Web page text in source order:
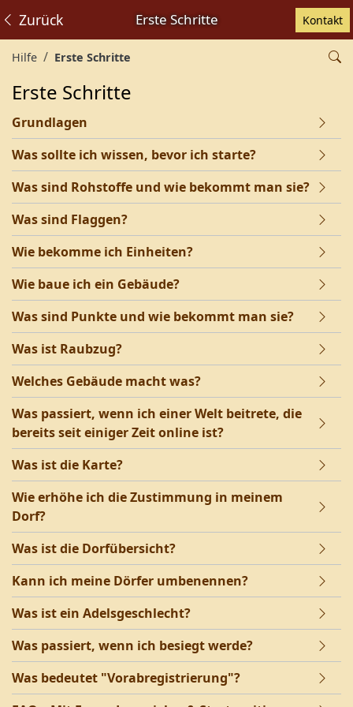
Erste Schritte
Zurück Kontakt
Hilfe Erste Schritte
Erste Schritte
Grundlagen
Was sollte ich wissen, bevor ich starte?
Was sind Rohstoffe und wie bekommt man sie?
Was sind Flaggen?
Wie bekomme ich Einheiten?
Wie baue ich ein Gebäude?
Was sind Punkte und wie bekommt man sie?
Was ist Raubzug?
Welches Gebäude macht was?
Was passiert, wenn ich einer Welt beitrete, die
bereits seit einiger Zeit online ist?
Was ist die Karte?
Wie erhöhe ich die Zustimmung in meinem
Dorf?
Was ist die Dorfübersicht?
Kann ich meine Dörfer umbenennen?
Was ist ein Adelsgeschlecht?
Was passiert, wenn ich besiegt werde?
Was bedeutet "Vorabregistrierung"?